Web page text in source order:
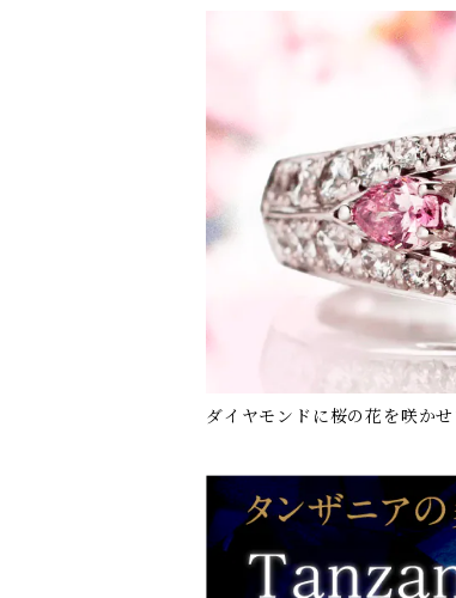
ダイヤモンドに桜の花を咲か